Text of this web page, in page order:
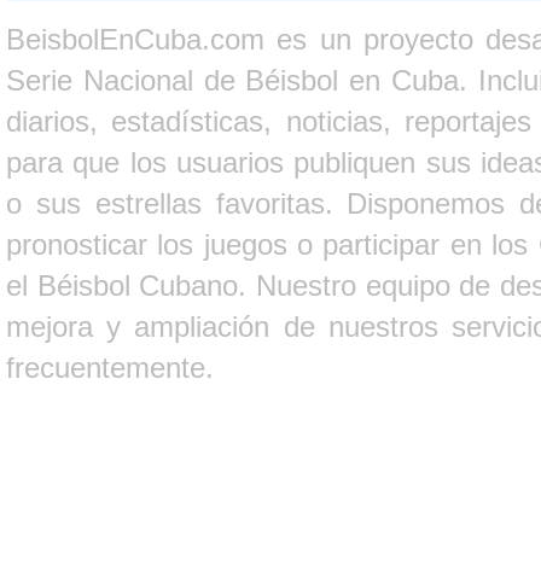
BeisbolEnCuba.com es un proyecto
Serie Nacional de Béisbol en Cuba.
diarios, estadísticas, noticias,
para que los usuarios publiquen sus
o sus estrellas favoritas. Disponemos
pronosticar los juegos o participar en
el Béisbol Cubano. Nuestro equipo de
mejora y ampliación de nuestros
frecuentemente.